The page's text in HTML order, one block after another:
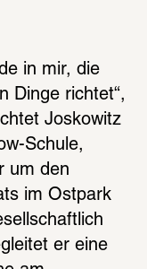
in mir, die
Dinge richtet“,
Joskowitz
Schule,
um den
im Ostpark
er eine